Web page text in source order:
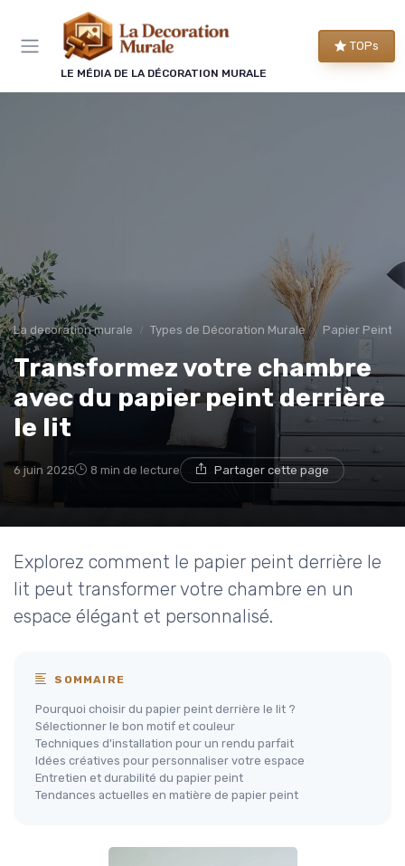
LE MÉDIA DE LA DÉCORATION MURALE
TOPs
La decoration murale Types de Décoration Murale Papier Peint
Transformez votre chambre
avec du papier peint derrière
le lit
6 juin 2025 8 min de lecture Partager cette page
Explorez comment le papier peint derrière le
lit peut transformer votre chambre en un
espace élégant et personnalisé.
SOMMAIRE
Pourquoi choisir du papier peint derrière le lit ?
Sélectionner le bon motif et couleur
Techniques d'installation pour un rendu parfait
Idées créatives pour personnaliser votre espace
Entretien et durabilité du papier peint
Tendances actuelles en matière de papier peint
Panneau de gestion des cookies